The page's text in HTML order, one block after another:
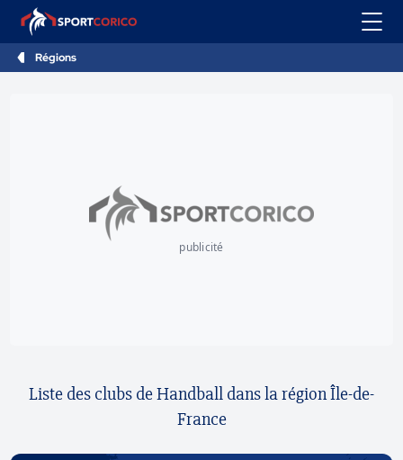
Régions
publicité
Liste des clubs de Handball dans la région Île-de-
France